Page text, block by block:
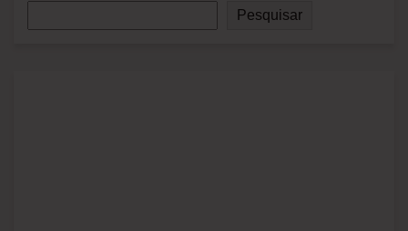
Pesquisar